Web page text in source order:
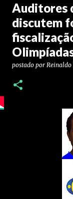
Auditores
discutem
postado por Reinaldo